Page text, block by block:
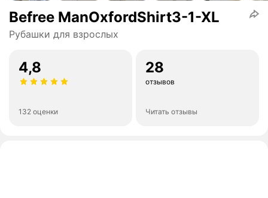
Befree ManOxfordShirt3-1-XL
Рубашки для взрослых
4,8
132 оценки
28
отзывов
Читать отзывы